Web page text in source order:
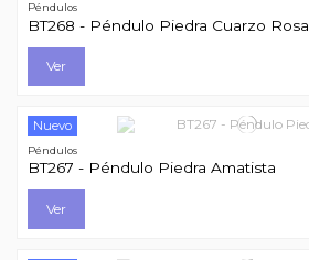
Péndulos
BT268 - Péndulo Piedra Cuarzo Rosa
Ver
Nuevo
Péndulos
BT267 - Péndulo Piedra Amatista
Ver